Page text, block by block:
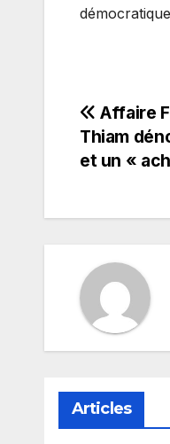
de
Affaire
Thiam
et un «
Articles